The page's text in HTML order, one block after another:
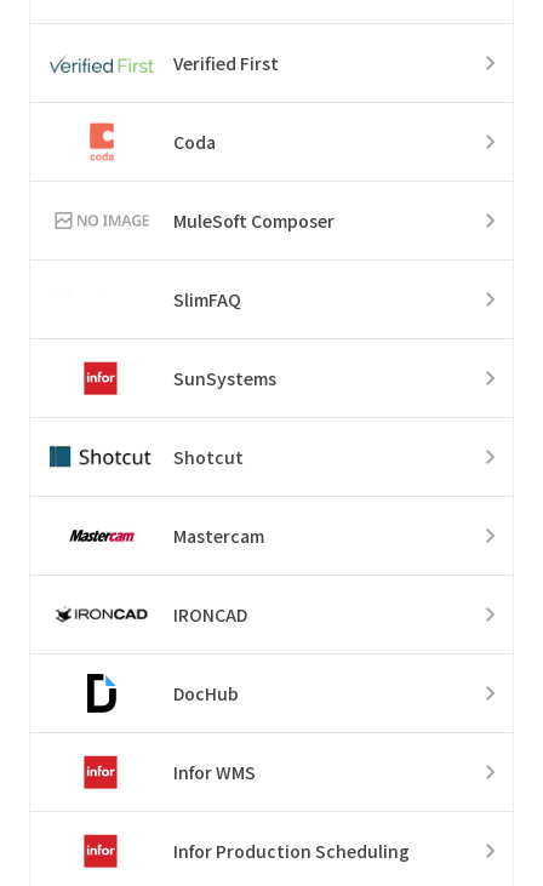
Verified First
Coda
MuleSoft Composer
SlimFAQ
SunSystems
Shotcut
Mastercam
IRONCAD
DocHub
Infor WMS
Infor Production Scheduling